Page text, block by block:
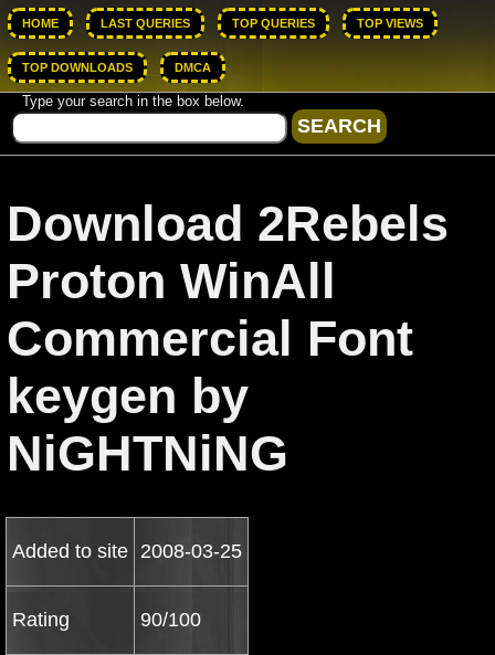
HOME LAST QUERIES TOP QUERIES TOP VIEWS
TOP DOWNLOADS DMCA
Type your search in the box below.
Download 2Rebels
Proton WinAll
Commercial Font
keygen by
NiGHTNiNG
Added to site 2008-03-25
Rating 90/100